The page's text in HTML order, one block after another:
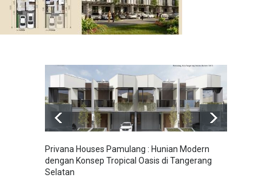
Privana Houses Pamulang : Hunian Modern
dengan Konsep Tropical Oasis di Tangerang
Selatan